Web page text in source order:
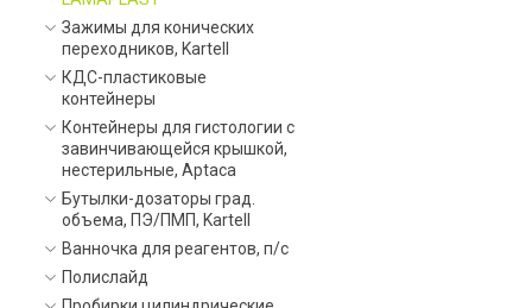
Зажимы для конических
переходников, Kartell
КДС-пластиковые
контейнеры
Контейнеры для гистологии с
завинчивающейся крышкой,
нестерильные, Aptaca
Бутылки-дозаторы град.
объема, ПЭ/ПМП, Kartell
Ванночка для реагентов, п/с
Полислайд